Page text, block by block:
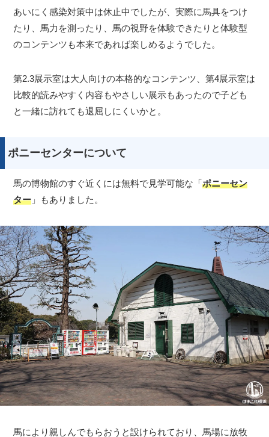
あいにく感染対策中は休止中でしたが、実際に馬具をつけ
たり、馬力を測ったり、馬の視野を体験できたりと体験型
のコンテンツも本来であれば楽しめるようでした。
第2.3展示室は大人向けの本格的なコンテンツ、第4展示室は
比較的読みやすく内容もやさしい展示もあったので子ども
と一緒に訪れても退屈しにくいかと。
ポニーセンターについて
馬の博物館のすぐ近くには無料で見学可能な「ポニーセン
ター 」もありました。
馬により親しんでもらおうと設けられており、馬場に放牧